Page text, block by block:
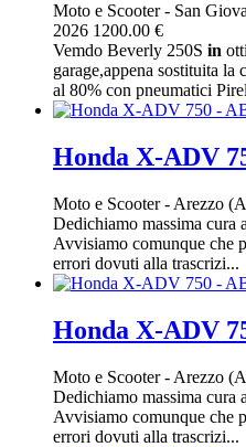
Moto e Scooter- San
2026 1200.00 €
Vemdo Beverly 250S in
garage,appena sostituita
al 80% con pneumatici
Honda X-ADV
Moto e Scooter- Arezzo
Dedichiamo massima cura
Avvisiamo comunque che
errori dovuti alla trascrizi...
Honda X-ADV
Moto e Scooter- Arezzo
Dedichiamo massima cura
Avvisiamo comunque che
errori dovuti alla trascrizi...